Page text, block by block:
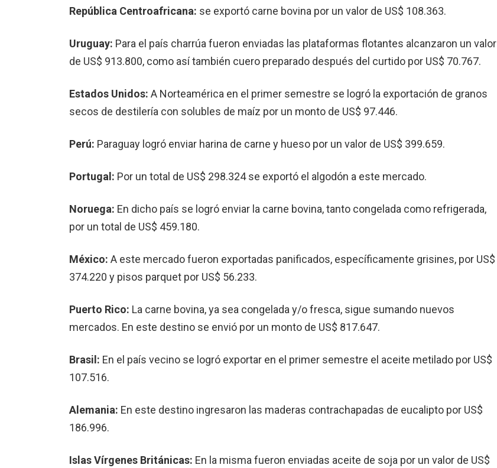
República Centroafricana: se exportó carne bovina por un valor de US$ 108.363.
Uruguay: Para el país charrúa fueron enviadas las plataformas flotantes alcanzaron un valor
de US$ 913.800, como así también cuero preparado después del curtido por US$ 70.767.
Estados Unidos: A Norteamérica en el primer semestre se logró la exportación de granos
secos de destilería con solubles de maíz por un monto de US$ 97.446.
Perú: Paraguay logró enviar harina de carne y hueso por un valor de US$ 399.659.
Portugal: Por un total de US$ 298.324 se exportó el algodón a este mercado.
Noruega: En dicho país se logró enviar la carne bovina, tanto congelada como refrigerada,
por un total de US$ 459.180.
México: A este mercado fueron exportadas panificados, específicamente grisines, por US$
374.220 y pisos parquet por US$ 56.233.
Puerto Rico: La carne bovina, ya sea congelada y/o fresca, sigue sumando nuevos
mercados. En este destino se envió por un monto de US$ 817.647.
Brasil: En el país vecino se logró exportar en el primer semestre el aceite metilado por US$
107.516.
Alemania: En este destino ingresaron las maderas contrachapadas de eucalipto por US$
186.996.
Islas Vírgenes Británicas: En la misma fueron enviadas aceite de soja por un valor de US$